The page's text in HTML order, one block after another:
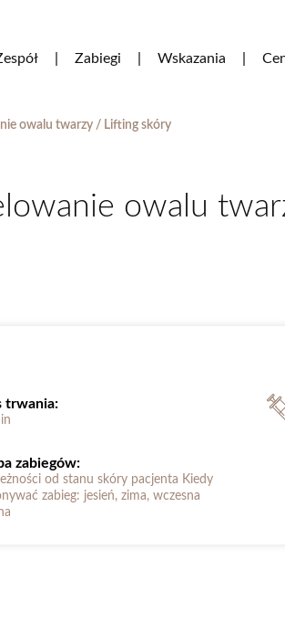
Zabiegi Wskazania
owalu twarzy / Lifting skóry
owalu
trwania:
zabiegów:
od stanu skóry pacjenta Kiedy
zabieg: jesień, zima, wczesna